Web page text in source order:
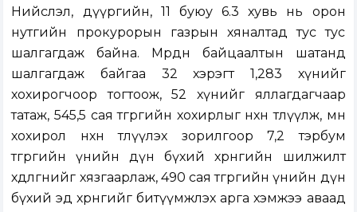
Нийслэл, дүүргийн, 11 буюу 6.3 хувь нь орон
нутгийн прокурорын газрын хяналтад тус тус
шалгагдаж байна. Мөрдөн байцаалтын шатанд
шалгагдаж байгаа 32 хэрэгт 1,283 хүнийг
хохирогчоор тогтоож, 52 хүнийг яллагдагчаар
татаж, 545,5 сая төгрөгийн хохирлыг нөхөн төлүүлж, мөн
хохирол нөхөн төлүүлэх зорилгоор 7,2 тэрбум
төгрөгийн үнийн дүн бүхий хөрөнгийн шилжилт
хөдөлгөөнийг хязгаарлаж, 490 сая төгрөгийн үнийн дүн
бүхий эд хөрөнгийг битүүмжлэх арга хэмжээ аваад